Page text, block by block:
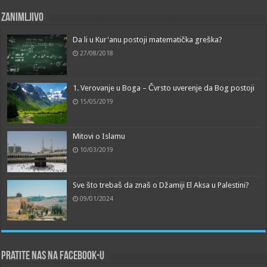
Zanimljivo
Da li u Kur'anu postoji matematička greška?
27/08/2018
1. Verovanje u Boga – Čvrsto uverenje da Bog postoji
15/05/2019
Mitovi o Islamu
10/03/2019
Sve što trebaš da znaš o Džamiji El Aksa u Palestini?
09/01/2024
Pratite nas na Facebook-u